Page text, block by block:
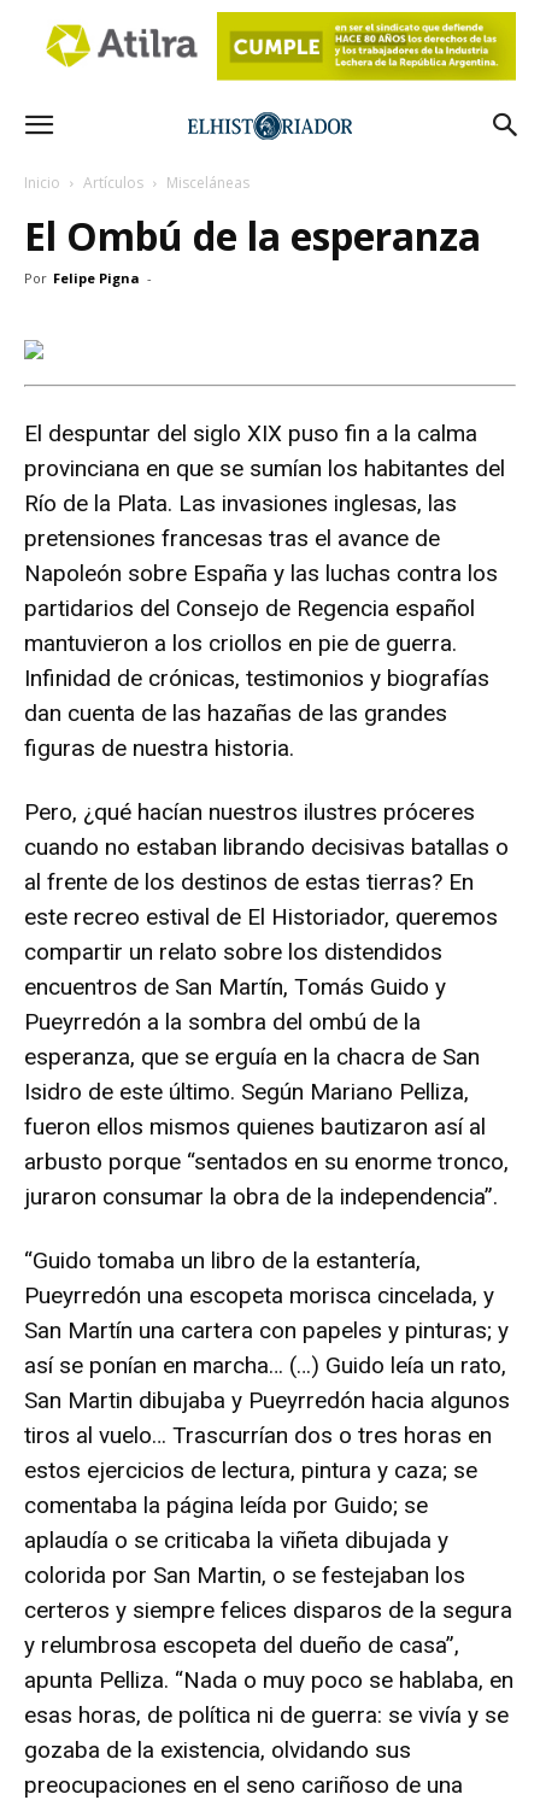
Inicio Artículos Misceláneas
El Ombú de la esperanza
Por Felipe Pigna -
El despuntar del siglo XIX puso fin a la calma
provinciana en que se sumían los habitantes del
Río de la Plata. Las invasiones inglesas, las
pretensiones francesas tras el avance de
Napoleón sobre España y las luchas contra los
partidarios del Consejo de Regencia español
mantuvieron a los criollos en pie de guerra.
Infinidad de crónicas, testimonios y biografías
dan cuenta de las hazañas de las grandes
figuras de nuestra historia.
Pero, ¿qué hacían nuestros ilustres próceres
cuando no estaban librando decisivas batallas o
al frente de los destinos de estas tierras? En
este recreo estival de El Historiador, queremos
compartir un relato sobre los distendidos
encuentros de San Martín, Tomás Guido y
Pueyrredón a la sombra del ombú de la
esperanza, que se erguía en la chacra de San
Isidro de este último. Según Mariano Pelliza,
fueron ellos mismos quienes bautizaron así al
arbusto porque “sentados en su enorme tronco,
juraron consumar la obra de la independencia”.
“Guido tomaba un libro de la estantería,
Pueyrredón una escopeta morisca cincelada, y
San Martín una cartera con papeles y pinturas; y
así se ponían en marcha… (…) Guido leía un rato,
San Martin dibujaba y Pueyrredón hacia algunos
tiros al vuelo… Trascurrían dos o tres horas en
estos ejercicios de lectura, pintura y caza; se
comentaba la página leída por Guido; se
aplaudía o se criticaba la viñeta dibujada y
colorida por San Martin, o se festejaban los
certeros y siempre felices disparos de la segura
y relumbrosa escopeta del dueño de casa”,
apunta Pelliza. “Nada o muy poco se hablaba, en
esas horas, de política ni de guerra: se vivía y se
gozaba de la existencia, olvidando sus
preocupaciones en el seno cariñoso de una